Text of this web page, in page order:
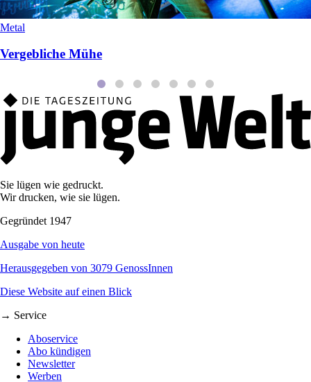
Metal
Vergebliche Mühe
Sie lügen wie gedruckt.
Wir drucken, wie sie lügen.
Gegründet 1947
Ausgabe von heute
Herausgegeben von 3079 GenossInnen
Diese Website auf einen Blick
→ Service
Aboservice
Abo kündigen
Newsletter
Werben